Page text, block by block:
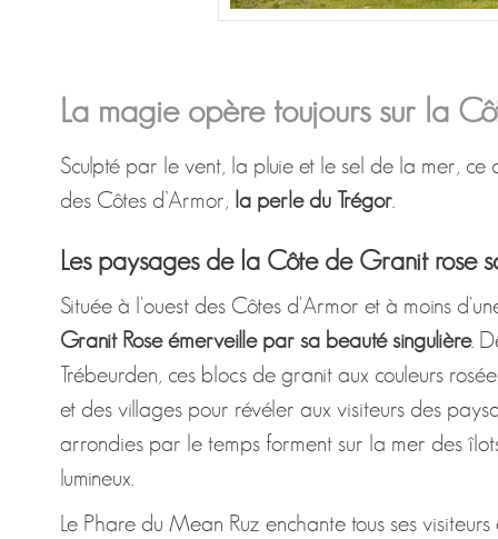
La magie opère toujours sur la
Sculpté par le vent, la pluie et le sel de la mer,
des Côtes d’Armor, la perle du Trégor.
Les paysages de la Côte de Granit rose
Située à l'ouest des Côtes d'Armor et à moins
Granit Rose émerveille par sa beauté singulière.
Trébeurden, ces blocs de granit aux couleurs
et des villages pour révéler aux visiteurs des
arrondies par le temps forment sur la mer des
lumineux.
Le Phare du Mean Ruz enchante tous ses